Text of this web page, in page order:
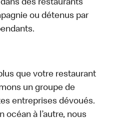
des restaurants
ou détenus par
que votre restaurant
un groupe de
entreprises dévoués.
océan à l’autre, nous